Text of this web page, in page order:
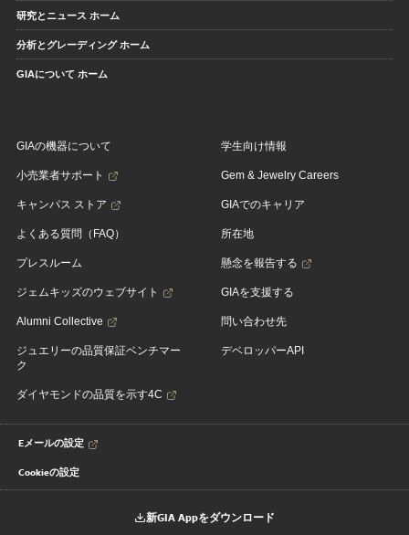
研究とニュース ホーム
分析とグレーディング ホーム
GIAについて ホーム
GIAの機器について
小売業者サポート
キャンパス ストア
よくある質問（FAQ）
プレスルーム
ジェムキッズのウェブサイト
Alumni Collective
ジュエリーの品質保証ベンチマー
ク
ダイヤモンドの品質を示す4C
学生向け情報
Gem & Jewelry Careers
GIAでのキャリア
所在地
懸念を報告する
GIAを支援する
問い合わせ先
デベロッパーAPI
Eメールの設定
Cookieの設定
新GIA Appをダウンロード